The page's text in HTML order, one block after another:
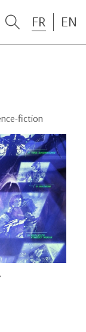
FR EN
fiction